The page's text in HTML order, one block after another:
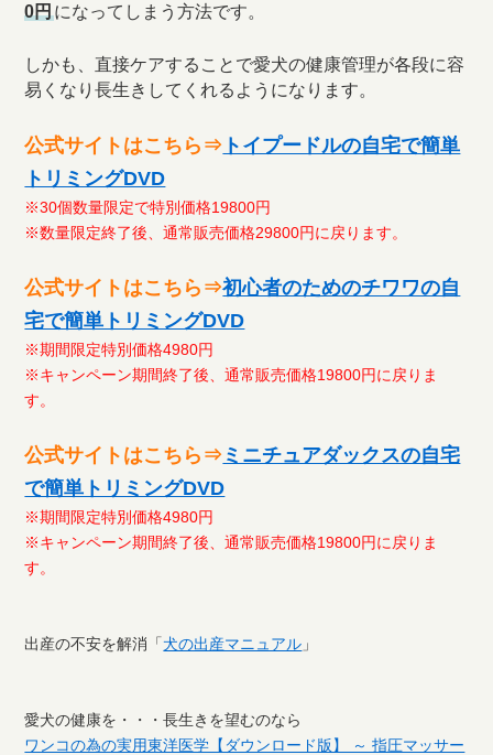
0円になってしまう方法です。
しかも、直接ケアすることで愛犬の健康管理が各段に容
易くなり長生きしてくれるようになります。
公式サイトはこちら⇒ トイプードルの自宅で簡単
トリミングDVD
※30個数量限定で特別価格19800円
※数量限定終了後、通常販売価格29800円に戻ります。
公式サイトはこちら⇒初心者のためのチワワの自
宅で簡単トリミングDVD
※期間限定特別価格4980円
※キャンペーン期間終了後、通常販売価格19800円に戻りま
す。
公式サイトはこちら⇒ ミニチュアダックスの自宅
で簡単トリミングDVD
※期間限定特別価格4980円
※キャンペーン期間終了後、通常販売価格19800円に戻りま
す。
出産の不安を解消「犬の出産マニュアル 」
愛犬の健康を・・・長生きを望むのなら
ワンコの為の実用東洋医学【ダウンロード版】 ～ 指圧マッサー